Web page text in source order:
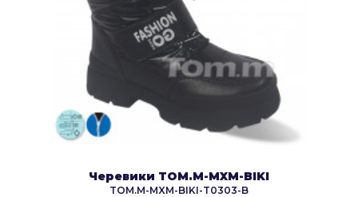
Черевики TOM.M-MXM-BIKI
TOM.M-MXM-BIKI-T0303-B